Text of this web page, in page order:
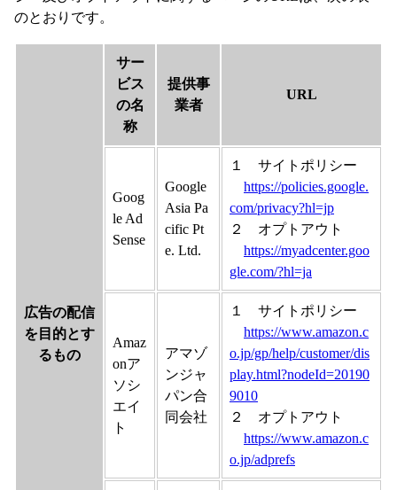
のとおりです。
広告の配信
を目的とす
るもの
サー
ビス
の名
称
提供事
業者
URL
Goog
le Ad
Sense
Google
Asia Pa
cific Pt
e. Ltd.
１ サイトポリシー
https://policies.google.
com/privacy?hl=jp
２ オプトアウト
https://myadcenter.goo
gle.com/?hl=ja
Amaz
onア
ソシ
エイ
ト
アマゾ
ンジャ
パン合
同会社
１ サイトポリシー
https://www.amazon.c
o.jp/gp/help/customer/dis
play.html?nodeId=20190
9010
２ オプトアウト
https://www.amazon.c
o.jp/adprefs